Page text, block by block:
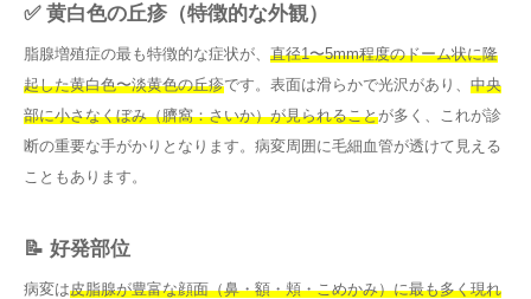
✅ 黄白色の丘疹（特徴的な外観）
脂腺増殖症の最も特徴的な症状が、 直径1〜5mm程度のドーム状に隆
起した黄白色〜淡黄色の丘疹です。表面は滑らかで光沢があり、 中央
部に小さなくぼみ（臍窩：さいか）が見られることが多く、これが診
断の重要な手がかりとなります。病変周囲に毛細血管が透けて見える
こともあります。
📝 好発部位
病変は皮脂腺が豊富な顔面（鼻・額・頬・こめかみ）に最も多く現れ